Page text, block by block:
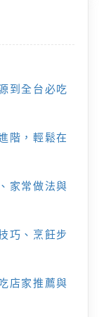
到全台必吃
階，輕鬆在
家常做法與
巧、烹飪步
店家推薦與